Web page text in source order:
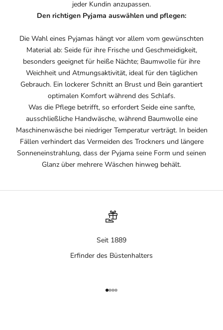
jeder Kundin anzupassen.
Den richtigen Pyjama auswählen und pflegen:
Die Wahl eines Pyjamas hängt vor allem vom gewünschten
Material ab: Seide für ihre Frische und Geschmeidigkeit,
besonders geeignet für heiße Nächte; Baumwolle für ihre
Weichheit und Atmungsaktivität, ideal für den täglichen
Gebrauch. Ein lockerer Schnitt an Brust und Bein garantiert
optimalen Komfort während des Schlafs.
Was die Pflege betrifft, so erfordert Seide eine sanfte,
ausschließliche Handwäsche, während Baumwolle eine
Maschinenwäsche bei niedriger Temperatur verträgt. In beiden
Fällen verhindert das Vermeiden des Trockners und längere
Sonneneinstrahlung, dass der Pyjama seine Form und seinen
Glanz über mehrere Wäschen hinweg behält.
Seit 1889
Erfinder des Büstenhalters
Gehe zu Element 1
Gehe zu Element 2
Gehe zu Element 3
Gehe zu Element 4